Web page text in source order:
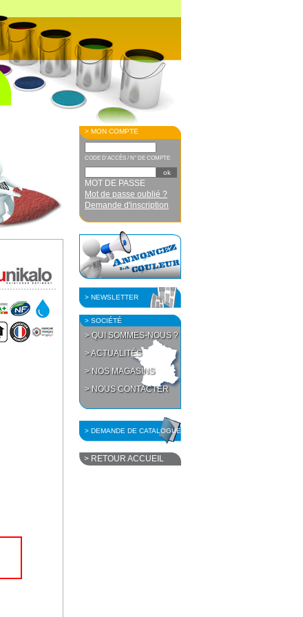
> MON COMPTE
CODE D'ACCÈS / N° DE COMPTE
MOT DE PASSE
Mot de passe oublié ?
Demande d'inscription
> NEWSLETTER
> SOCIÉTÉ
> QUI SOMMES-NOUS ?
> ACTUALITÉS
> NOS MAGASINS
> NOUS CONTACTER
> DEMANDE DE CATALOGUE
> RETOUR ACCUEIL